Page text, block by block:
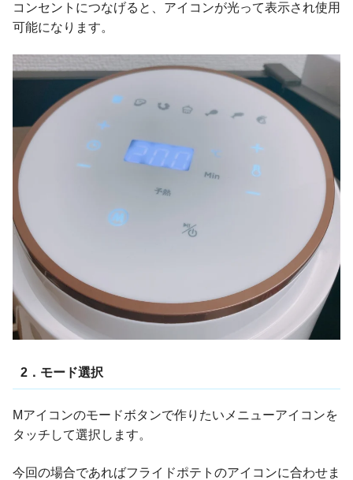
コンセントにつなげると、アイコンが光って表示され使用
可能になります。
2．モード選択
Mアイコンのモードボタンで作りたいメニューアイコンを
タッチして選択します。
今回の場合であればフライドポテトのアイコンに合わせま